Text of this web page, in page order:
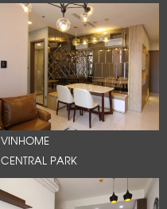
VINHOME
CENTRAL PARK